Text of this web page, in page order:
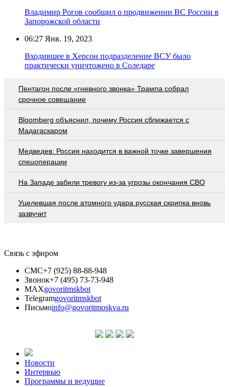
Владимир Рогов сообщил о продвижении ВС России в
Запорожской области
06:27 Янв. 19, 2023
Входившее в Херсон подразделение ВСУ было
практически уничтожено в Соледаре
Пентагон после «гневного звонка» Трампа собрал
срочное совещание
Bloomberg объяснил, почему Россия сближается с
Мадагаскаром
Медведев: Россия находится в важной точке завершения
спецоперации
На Западе забили тревогу из-за угрозы окончания СВО
Уцелевшая после атомного удара русская скрипка вновь
зазвучит
Связь с эфиром
СМС+7 (925) 88-88-948
Звонок+7 (495) 73-73-948
MAXgovoritmskbot
Telegramgovoritmskbot
Письмоinfo@govoritmoskva.ru
Новости
Интервью
Программы и ведущие